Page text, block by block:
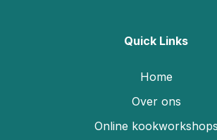
Quick Links
Home
Over ons
Online kookworkshops